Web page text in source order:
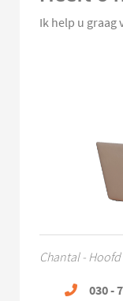
Ik help u graag
Chantal -
030 -